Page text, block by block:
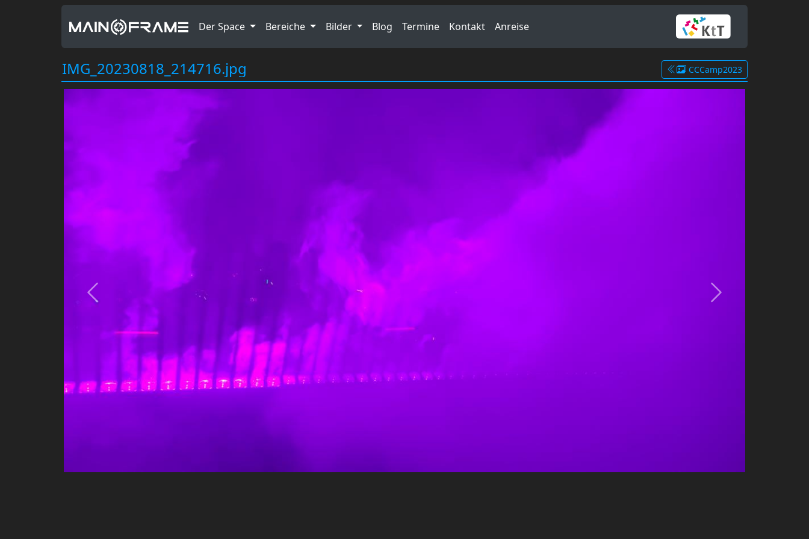
Der Space Bereiche Bilder Blog Termine Kontakt Anreise
IMG_20230818_214716.jpg CCCamp2023